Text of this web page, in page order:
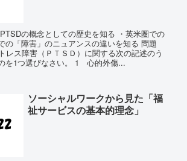
の概念としての歴史を知る ・英米圏での
の「障害」のニュアンスの違いを知る 問題
ス障害（ＰＴＳＤ）に関する次の記述のう
を1つ選びなさい。 1 心的外傷...
ソーシャルワークから見た「福
祉サービスの基本的理念」